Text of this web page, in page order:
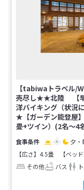
【tabiwaトラベル/
売尽し★★北陸 【早
洋バイキング（状況
★【ガーデン能登屋
畳+ツイン）(2名～4
夕・
【広さ】4.5畳
【ベッ
その他
バス